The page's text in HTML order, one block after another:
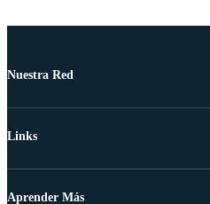
Nuestra Red
Links
Aprender Más